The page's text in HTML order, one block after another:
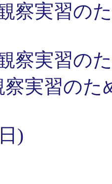
察実習の
察実習の
察実習のた
)